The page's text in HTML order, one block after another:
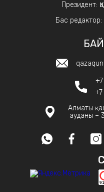
Президент:
Бас
Алматы
ауданы –